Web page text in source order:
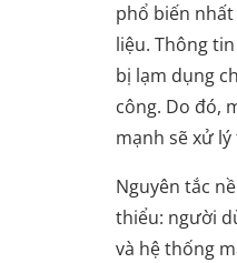
phổ biến
liệu. Thông
bị lạm dụng
công. Do đó,
mạnh sẽ xử
Nguyên tắc
thiểu: người
và hệ thống